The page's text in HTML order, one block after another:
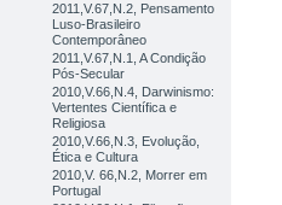
2011,V.67,N.2, Pensamento
Luso-Brasileiro
Contemporâneo
2011,V.67,N.1, A Condição
Pós-Secular
2010,V.66,N.4, Darwinismo:
Vertentes Científica e
Religiosa
2010,V.66,N.3, Evolução,
Ética e Cultura
2010,V. 66,N.2, Morrer em
Portugal